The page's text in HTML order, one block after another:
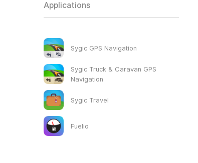
Applications
Sygic GPS Navigation
Sygic Truck & Caravan GPS
Navigation
Sygic Travel
Fuelio